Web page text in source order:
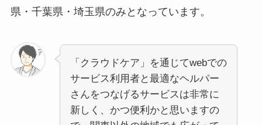
県・千葉県・埼玉県のみとなっています。
「クラウドケア」を通じてwebでの
サービス利用者と最適なヘルパー
さんをつなげるサービスは非常に
新しく、かつ便利かと思いますの